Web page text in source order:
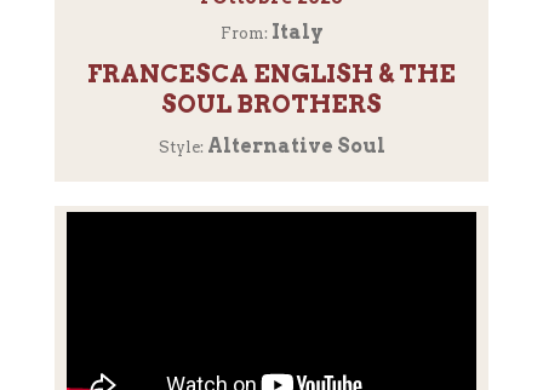
From: Italy
FRANCESCA ENGLISH & THE
SOUL BROTHERS
Style: Alternative Soul